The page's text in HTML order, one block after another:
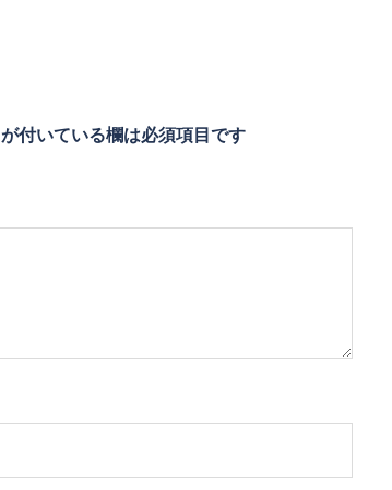
が付いている欄は必須項目です